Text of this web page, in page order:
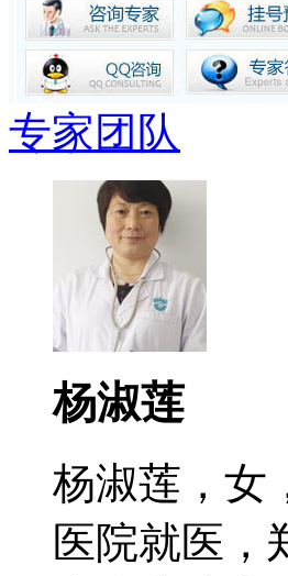
专家团队
杨淑莲
杨淑莲，女
医院就医，